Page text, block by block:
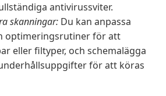
antivirussviter.
skanningar: Du kan anpassa
optimeringsrutiner för att
eller filtyper, och schemalägga
för att köras